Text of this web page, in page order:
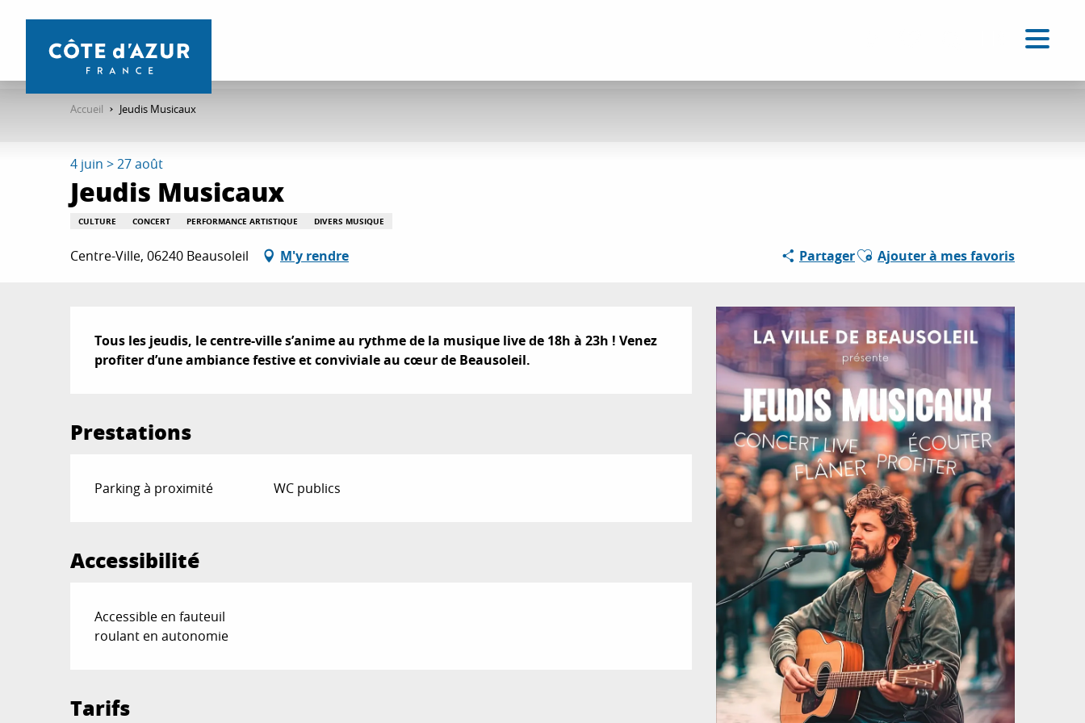
contenu
Accueil Jeudis Musicaux
4 juin > 27 août
Jeudis Musicaux
CULTURE CONCERT PERFORMANCE ARTISTIQUE DIVERS MUSIQUE
Centre-Ville, 06240 Beausoleil M'y rendre PartagerAjouter aux favoris
Ajouter à mes favoris
Description
Tous les jeudis, le centre-ville s’anime au rythme de la musique live de 18h à 23h ! Venez
profiter d’une ambiance festive et conviviale au cœur de Beausoleil.
Prestations
Parking à proximité WC publics
Accessibilité
Accessible en fauteuil
roulant en autonomie
Tarifs